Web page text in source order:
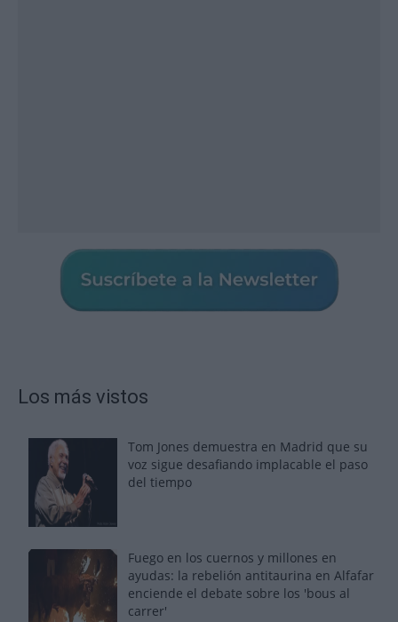
Los más vistos
Tom Jones demuestra en Madrid que su
voz sigue desafiando implacable el paso
del tiempo
Fuego en los cuernos y millones en
ayudas: la rebelión antitaurina en Alfafar
enciende el debate sobre los 'bous al
carrer'